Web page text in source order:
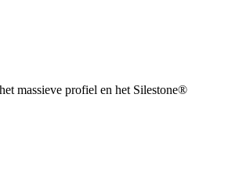
massieve profiel en het Silestone®